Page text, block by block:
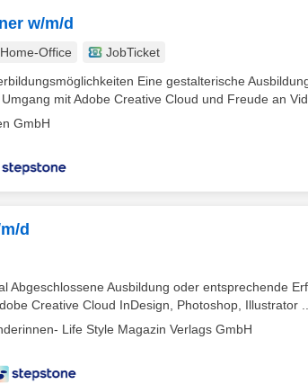
w/m/d
Home-Office
JobTicket
Eine gestalterische
mit Adobe Creative Cloud und Freude an
GmbH
d
Abgeschlossene Ausbildung oder entsprechende
Creative Cloud InDesign, Photoshop, Illustrator ...
Life Style Magazin Verlags GmbH